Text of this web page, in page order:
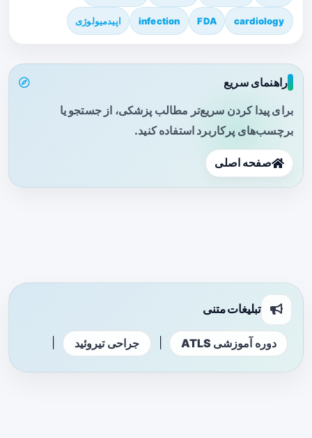
cardiology
FDA
infection اپیدمیولوژی
راهنمای سریع
برای پیدا کردن سریع‌تر مطالب پزشکی، از جستجو یا
برچسب‌های پرکاربرد استفاده کنید.
صفحه اصلی
تبلیغات متنی
دوره آموزشی ATLS جراحی تیروئید